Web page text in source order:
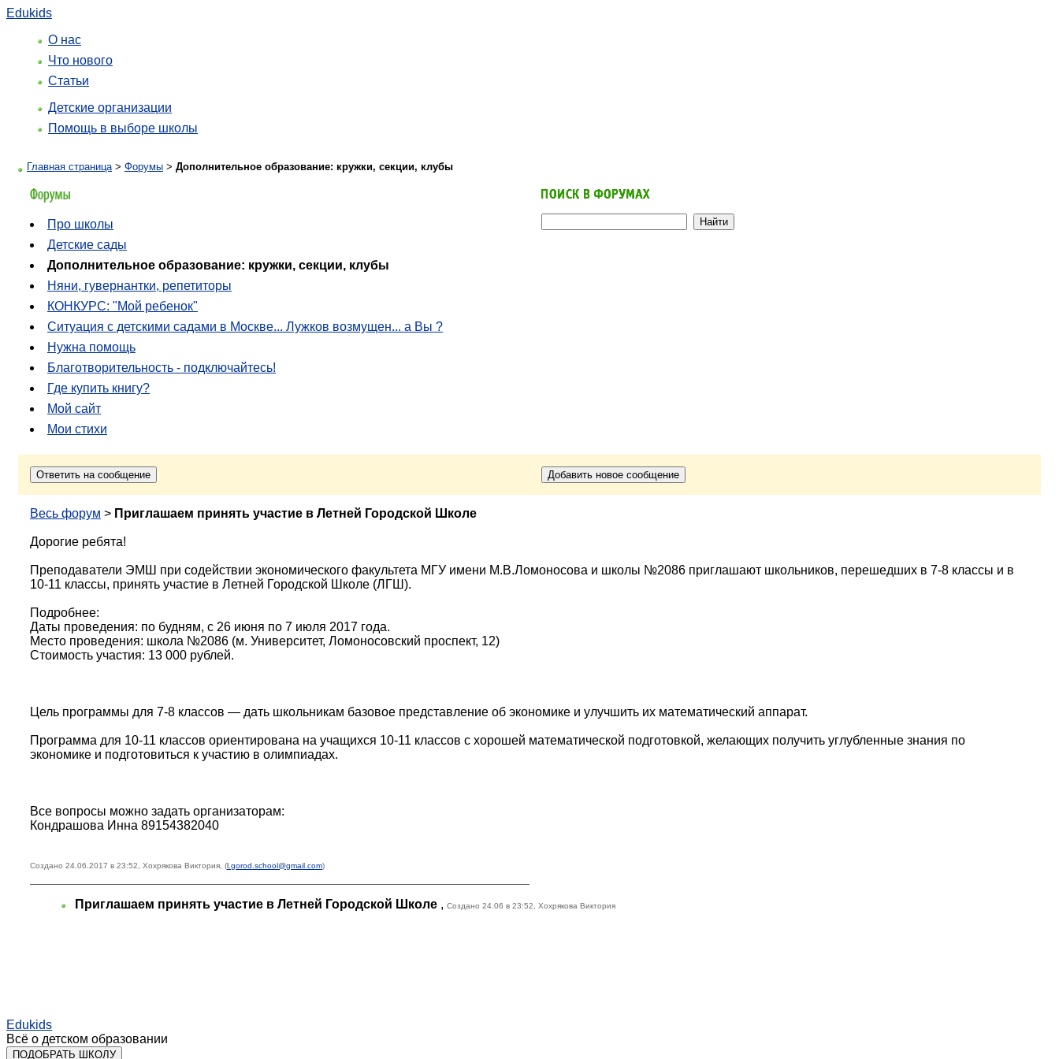
Edukids
О нас
Что нового
Статьи
Детские организации
Помощь в выборе школы
Главная страница> Форумы > Дополнительное образование: кружки, секции, клубы
Про школы
Детские сады
Дополнительное образование: кружки, секции, клубы
Няни, гувернантки, репетиторы
КОНКУРС: "Мой ребенок"
Ситуация с детскими садами в Москве... Лужков возмущен... а Вы ?
Нужна помощь
Благотворительность - подключайтесь!
Где купить книгу?
Мой сайт
Мои стихи
Весь форум > Приглашаем принять участие в Летней Городской Школе
Дорогие ребята!
Преподаватели ЭМШ при содействии экономического факультета МГУ имени М.В.Ломоносова и школы №2086 приглашают школьников, перешедших в 7-8 классы и в
10-11 классы, принять участие в Летней Городской Школе (ЛГШ).
Подробнее:
Даты проведения: по будням, с 26 июня по 7 июля 2017 года.
Место проведения: школа №2086 (м. Университет, Ломоносовский проспект, 12)
Стоимость участия: 13 000 рублей.
Цель программы для 7-8 классов — дать школьникам базовое представление об экономике и улучшить их математический аппарат.
Программа для 10-11 классов ориентирована на учащихся 10-11 классов с хорошей математической подготовкой, желающих получить углубленные знания по
экономике и подготовиться к участию в олимпиадах.
Все вопросы можно задать организаторам:
Кондрашова Инна 89154382040
Создано 24.06.2017 в 23:52, Хохрякова Виктория, (l.gorod.school@gmail.com)
Приглашаем принять участие в Летней Городской Школе , Создано 24.06 в 23:52, Хохрякова Виктория
Edukids
Всё о детском образовании
ПОДОБРАТЬ ШКОЛУ